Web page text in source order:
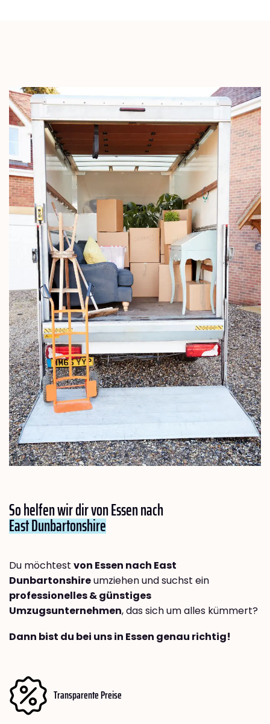
So helfen wir dir von Essen nach
East Dunbartonshire
Du möchtest von Essen nach East
Dunbartonshireumziehen und suchst ein
professionelles & günstiges
Umzugsunternehmen, das sich um alles kümmert?
Dann bist du bei uns in Essen genau richtig!
Transparente Preise